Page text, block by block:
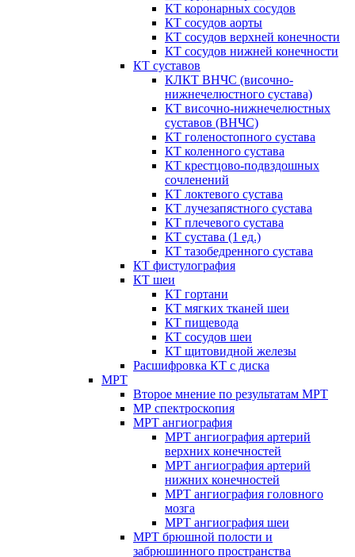
КТ коронарных сосудов
КТ сосудов аорты
КТ сосудов верхней конечности
КТ сосудов нижней конечности
КТ суставов
КЛКТ ВНЧС (височно-
нижнечелюстного сустава)
КТ височно-нижнечелюстных
суставов (ВНЧС)
КТ голеностопного сустава
КТ коленного сустава
КТ крестцово-подвздошных
сочленений
КТ локтевого сустава
КТ лучезапястного сустава
КТ плечевого сустава
КТ сустава (1 ед.)
КТ тазобедренного сустава
КТ фистулография
КТ шеи
КТ гортани
КТ мягких тканей шеи
КТ пищевода
КТ сосудов шеи
КТ щитовидной железы
Расшифровка КТ с диска
МРТ
Второе мнение по результатам МРТ
МР спектроскопия
МРТ ангиография
МРТ ангиография артерий
верхних конечностей
МРТ ангиография артерий
нижних конечностей
МРТ ангиография головного
мозга
МРТ ангиография шеи
МРТ брюшной полости и
забрюшинного пространства